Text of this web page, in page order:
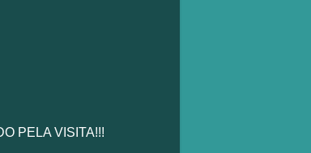
PELA VISITA!!!